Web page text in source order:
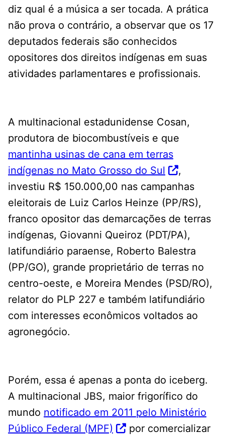
diz qual é a música a ser tocada. A prática
não prova o contrário, a observar que os 17
deputados federais são conhecidos
opositores dos direitos indígenas em suas
atividades parlamentares e profissionais.
A multinacional estadunidense Cosan,
produtora de biocombustíveis e que
mantinha usinas de cana em terras
indígenas no Mato Grosso do Sul
,
investiu R$ 150.000,00 nas campanhas
eleitorais de Luiz Carlos Heinze (PP/RS),
franco opositor das demarcações de terras
indígenas, Giovanni Queiroz (PDT/PA),
latifundiário paraense, Roberto Balestra
(PP/GO), grande proprietário de terras no
centro-oeste, e Moreira Mendes (PSD/RO),
relator do PLP 227 e também latifundiário
com interesses econômicos voltados ao
agronegócio.
Porém, essa é apenas a ponta do iceberg.
A multinacional JBS, maior frigorífico do
mundo notificado em 2011 pelo Ministério
Público Federal (MPF)
por comercializar